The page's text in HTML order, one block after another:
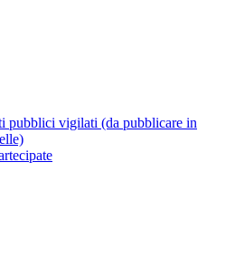
pubblici vigilati (da pubblicare in